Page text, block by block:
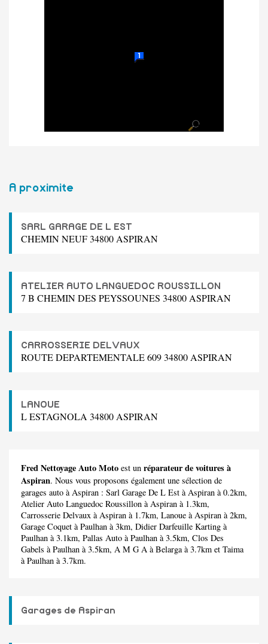
A proximite
SARL GARAGE DE L EST
CHEMIN NEUF 34800 ASPIRAN
ATELIER AUTO LANGUEDOC ROUSSILLON
7 B CHEMIN DES PEYSSOUNES 34800 ASPIRAN
CARROSSERIE DELVAUX
ROUTE DEPARTEMENTALE 609 34800 ASPIRAN
LANOUE
L ESTAGNOLA 34800 ASPIRAN
Fred Nettoyage Auto Moto est un réparateur de voitures à
Aspiran. Nous vous proposons également une sélection de
garages auto à Aspiran : Sarl Garage De L Est à Aspiran à 0.2km,
Atelier Auto Languedoc Roussillon à Aspiran à 1.3km,
Carrosserie Delvaux à Aspiran à 1.7km, Lanoue à Aspiran à 2km,
Garage Coquet à Paulhan à 3km, Didier Darfeuille Karting à
Paulhan à 3.1km, Pallas Auto à Paulhan à 3.5km, Clos Des
Gabels à Paulhan à 3.5km, A M G A à Belarga à 3.7km et Taima
à Paulhan à 3.7km.
Garages de Aspiran